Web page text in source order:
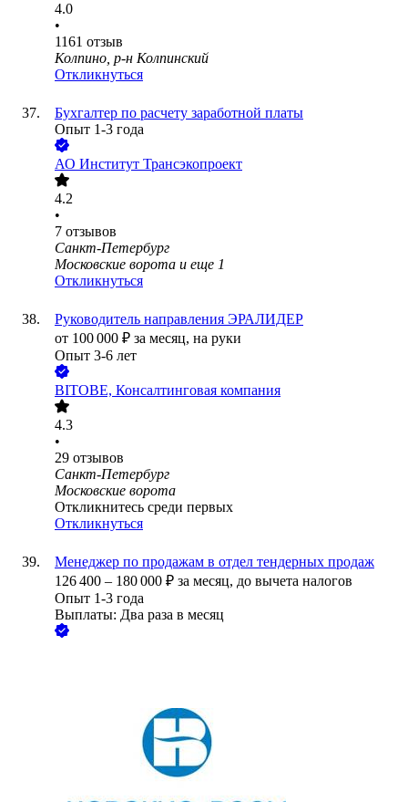
4.0
•
1161 отзыв
Колпино, р-н Колпинский
Откликнуться
Бухгалтер по расчету заработной платы
Опыт 1-3 года
АО Институт Трансэкопроект
4.2
•
7 отзывов
Санкт-Петербург
Московские ворота и еще 1
Откликнуться
Руководитель направления ЭРАЛИДЕР
от 100 000 ₽ за месяц, на руки
Опыт 3-6 лет
BITOBE, Консалтинговая компания
4.3
•
29 отзывов
Санкт-Петербург
Московские ворота
Откликнитесь среди первых
Откликнуться
Менеджер по продажам в отдел тендерных продаж
126 400 – 180 000 ₽ за месяц, до вычета налогов
Опыт 1-3 года
Выплаты: Два раза в месяц